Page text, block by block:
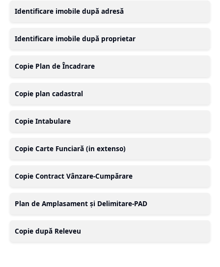
Identificare imobile după adresă
Identificare imobile după proprietar
Copie Plan de Încadrare
Copie plan cadastral
Copie Intabulare
Copie Carte Funciară (in extenso)
Copie Contract Vânzare-Cumpărare
Plan de Amplasament și Delimitare-PAD
Copie după Releveu